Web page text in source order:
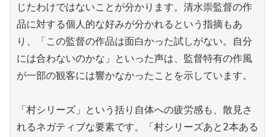
じたわけではないことが分かります。清水崇監督の作
品に対する個人的な好みが分かれるという指摘もあ
り、「この監督の作品は面白かった試しがない。自分
には合わないのかな」といった声は、監督特有の作風
が一部の観客には響かなかったことを示しています。
「村シリーズ」という括り自体への疲労感も、散見さ
れるネガティブな要素です。「村シリーズあと2本ある